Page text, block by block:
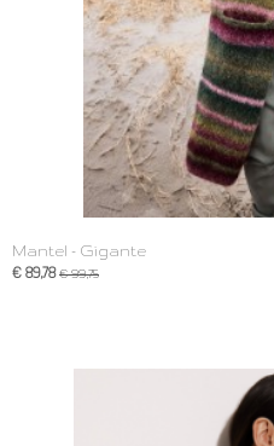
Mantel - Gigante
€ 89,78 € 99,75